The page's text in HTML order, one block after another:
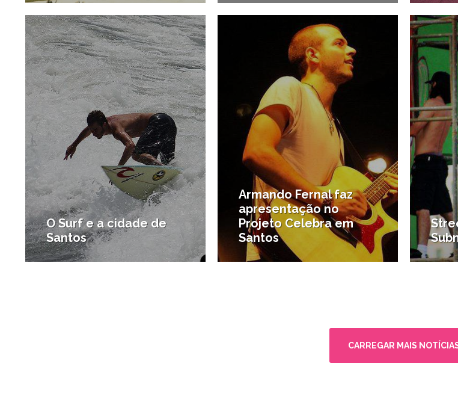
12/03/2013
O Surf e a cidade de
Santos
16/11/2012
Armando Fernal faz
apresentação no
Projeto Celebra em
Santos
CARREGAR MAIS